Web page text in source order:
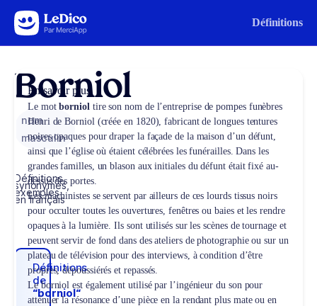
Aller au contenu Définitions
Borniol
nom
masculin
Définitions,
synonymes,
exemples
en français
Définitions
de
“borniol“
En savoir plus
Le motbornioltire son nom de l’entreprise de pompes funèbres
Henri de Borniol (créée en 1820), fabricant de longues tentures
noires opaques pour draper la façade de la maison d’un défunt,
ainsi que l’église où étaient célébrées les funérailles. Dans les
grandes familles, un blason aux initiales du défunt était fixé au-
dessus des portes.
Les machinistes se servent par ailleurs de ces lourds tissus noirs
pour occulter toutes les ouvertures, fenêtres ou baies et les rendre
opaques à la lumière. Ils sont utilisés sur les scènes de tournage et
peuvent servir de fond dans des ateliers de photographie ou sur un
plateau de télévision pour des interviews, à condition d’être
propres, dépoussiérés et repassés.
Le borniol est également utilisé par l’ingénieur du son pour
atténuer la résonance d’une pièce en la rendant plus mate ou en